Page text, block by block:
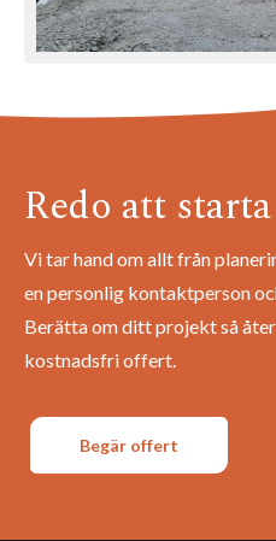
Redo att
Vi tar hand om allt från
en personlig kontaktperson
Berätta om ditt projekt så
kostnadsfri offert.
Begär offert